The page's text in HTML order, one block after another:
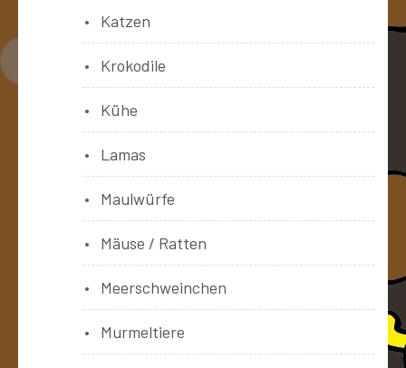
Katzen
Krokodile
Kühe
Lamas
Maulwürfe
Mäuse / Ratten
Meerschweinchen
Murmeltiere